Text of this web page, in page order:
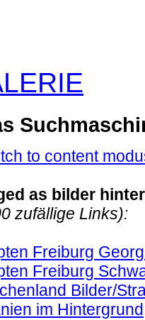
to content
as bilder
zufällige Links):
Freiburg
Freiburg
Bilder/
im Hintergrund